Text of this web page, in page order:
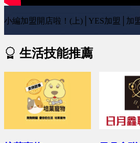
小編加盟開店啦！(上)│YES加盟│加
生活技能推薦